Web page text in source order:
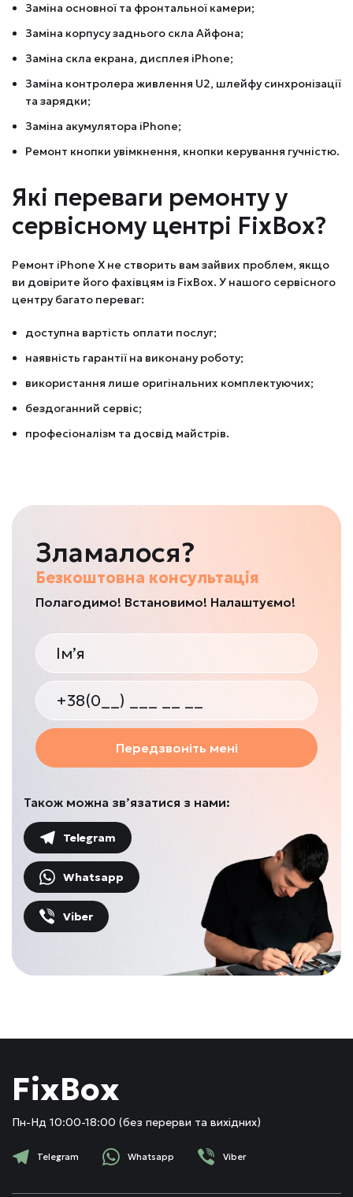
Заміна основної та фронтальної камери;
Заміна корпусу заднього скла Айфона;
Заміна скла екрана, дисплея iPhone;
Заміна контролера живлення U2, шлейфу синхронізації
та зарядки;
Заміна акумулятора iPhone;
Ремонт кнопки увімкнення, кнопки керування гучністю.
Які переваги ремонту у
сервісному центрі FixBox?
Ремонт iPhone X не створить вам зайвих проблем, якщо
ви довірите його фахівцям із FixBox. У нашого сервісного
центру багато переваг:
доступна вартість оплати послуг;
наявність гарантії на виконану роботу;
використання лише оригінальних комплектуючих;
бездоганний сервіс;
професіоналізм та досвід майстрів.
Зламалося?
Безкоштовна консультація
Полагодимо! Встановимо! Налаштуємо!
Передзвоніть мені
Також можна зв’язатися з нами:
Telegram
Whatsapp
Viber
FixBox
Пн-Нд 10:00-18:00 (без перерви та вихідних)
Telegram Whatsapp Viber